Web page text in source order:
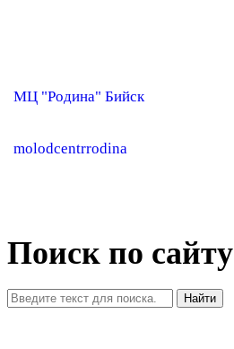
МЦ "Родина" Бийск
molodcentrrodina
Поиск по сайту
Найти